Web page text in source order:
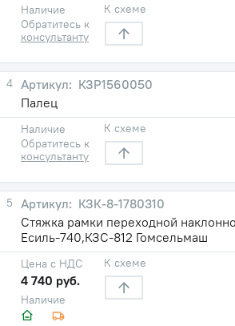
Наличие
Обратитесь к
консультанту
К схеме
4
КЗР1560050
Палец
Наличие
Обратитесь к
консультанту
К схеме
5
КЗК-8-1780310
Стяжка рамки переходной
Есиль-740,КЗС-812 Гомсельмаш
Наличие
Цена с НДС
4 740 руб.
К схеме